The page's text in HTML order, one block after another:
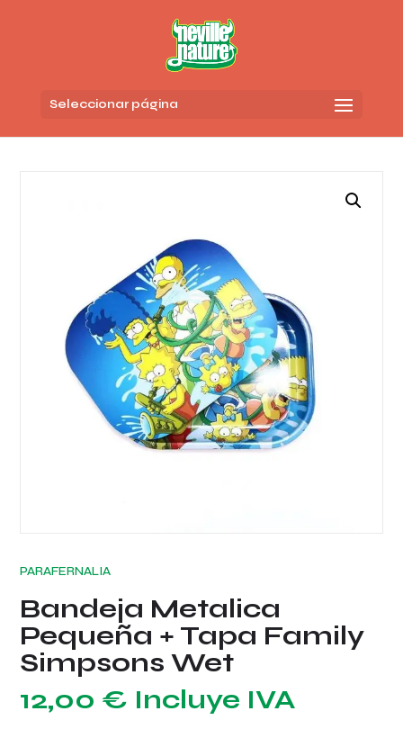
Seleccionar página
PARAFERNALIA
Bandeja Metalica
Pequeña + Tapa Family
Simpsons Wet
12,00 € Incluye IVA